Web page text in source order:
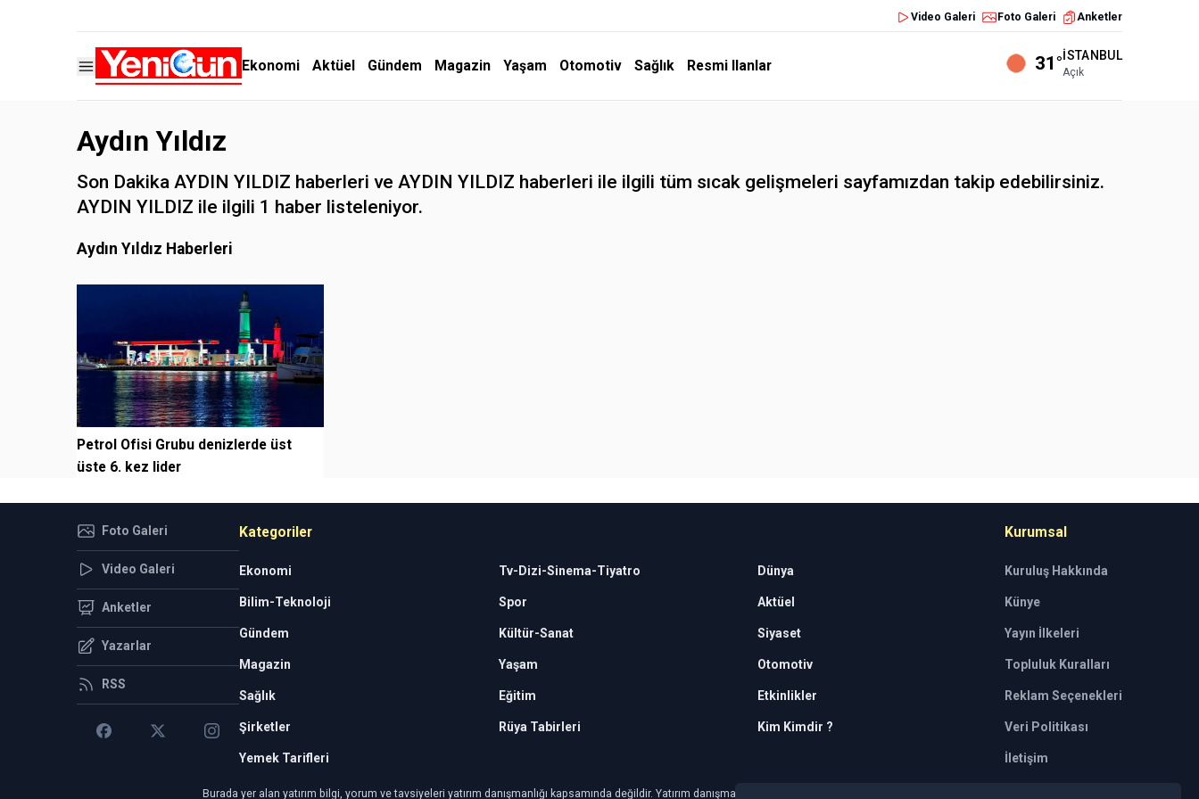
Video Galeri Foto Galeri Anketler
Ekonomi Aktüel Gündem Magazin Yaşam Otomotiv Sağlık Resmi Ilanlar 31°İSTANBUL
Açık
Aydın Yıldız
Son Dakika AYDIN YILDIZ haberleri ve AYDIN YILDIZ haberleri ile ilgili tüm sıcak gelişmeleri sayfamızdan takip edebilirsiniz.
AYDIN YILDIZ ile ilgili 1 haber listeleniyor.
Aydın Yıldız Haberleri
Petrol Ofisi Grubu denizlerde üst
üste 6. kez lider
Foto Galeri
Video Galeri
Anketler
Yazarlar
RSS
Kategoriler
Ekonomi Tv-Dizi-Sinema-Tiyatro Dünya
Bilim-Teknoloji Spor Aktüel
Gündem Kültür-Sanat Siyaset
Magazin Yaşam Otomotiv
Sağlık Eğitim Etkinlikler
Şirketler Rüya Tabirleri Kim Kimdir ?
Yemek Tarifleri
Kurumsal
Kuruluş Hakkında
Künye
Yayın İlkeleri
Topluluk Kuralları
Reklam Seçenekleri
Veri Politikası
İletişim
Burada yer alan yatırım bilgi, yorum ve tavsiyeleri yatırım danışmanlığı kapsamında değildir. Yatırım danışmanlığı hizmeti, yetkili kuruluşlar tarafından kişilerin risk